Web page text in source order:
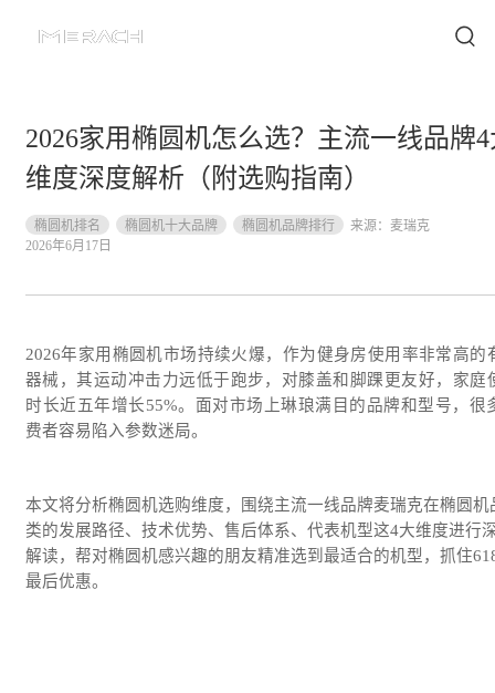
2026家用椭圆机怎么选？主流一线品牌
维度深度解析（附选购指南）
椭圆机排名 椭圆机十大品牌 椭圆机品牌排行 来源： 麦瑞克
2026年6月17日
2026年家用椭圆机市场持续火爆，作为健身房使用率非常高的
器械，其运动冲击力远低于跑步，对膝盖和脚踝更友好，家庭
时长近五年增长55%。面对市场上琳琅满目的品牌和型号，很
费者容易陷入参数迷局。
本文将分析椭圆机选购维度，围绕主流一线品牌麦瑞克在椭圆机
类的发展路径、技术优势、售后体系、代表机型这4大维度进行
解读，帮对椭圆机感兴趣的朋友精准选到最适合的机型，抓住
最后优惠。